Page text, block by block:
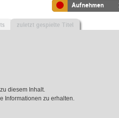
Aufnehmen
zuletzt gespielte Titel
diesem Inhalt.
Informationen zu erhalten.